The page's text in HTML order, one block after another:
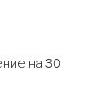
на 30